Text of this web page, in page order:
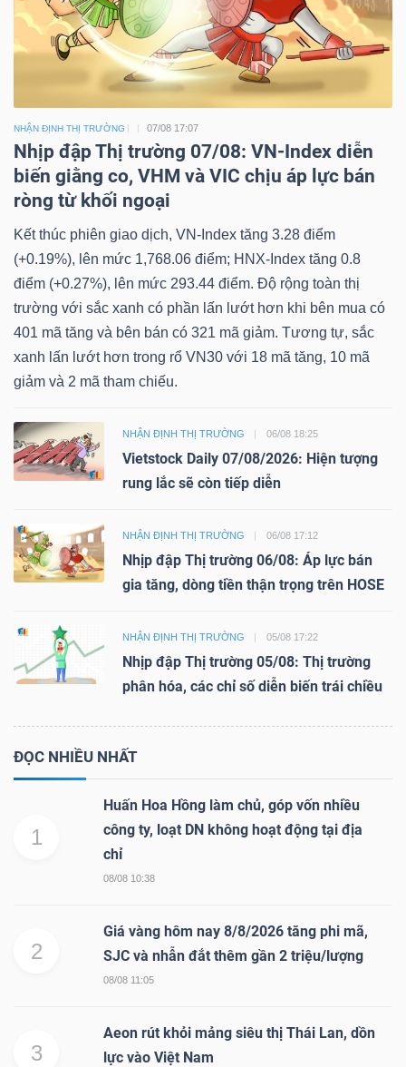
NHẬN ĐỊNH THỊ TRƯỜNG 07/08 17:07
Nhịp đập Thị trường 07/08: VN-Index diễn
biến giằng co, VHM và VIC chịu áp lực bán
ròng từ khối ngoại
Kết thúc phiên giao dịch, VN-Index tăng 3.28 điểm
(+0.19%), lên mức 1,768.06 điểm; HNX-Index tăng 0.8
điểm (+0.27%), lên mức 293.44 điểm. Độ rộng toàn thị
trường với sắc xanh có phần lấn lướt hơn khi bên mua có
401 mã tăng và bên bán có 321 mã giảm. Tương tự, sắc
xanh lấn lướt hơn trong rổ VN30 với 18 mã tăng, 10 mã
giảm và 2 mã tham chiếu.
NHẬN ĐỊNH THỊ TRƯỜNG 06/08 18:25
Vietstock Daily 07/08/2026: Hiện tượng
rung lắc sẽ còn tiếp diễn
NHẬN ĐỊNH THỊ TRƯỜNG 06/08 17:12
Nhịp đập Thị trường 06/08: Áp lực bán
gia tăng, dòng tiền thận trọng trên HOSE
NHẬN ĐỊNH THỊ TRƯỜNG 05/08 17:22
Nhịp đập Thị trường 05/08: Thị trường
phân hóa, các chỉ số diễn biến trái chiều
ĐỌC NHIỀU NHẤT
1
Huấn Hoa Hồng làm chủ, góp vốn nhiều
công ty, loạt DN không hoạt động tại địa
chỉ
08/08 10:38
2
Giá vàng hôm nay 8/8/2026 tăng phi mã,
SJC và nhẫn đắt thêm gần 2 triệu/lượng
08/08 11:05
3
Aeon rút khỏi mảng siêu thị Thái Lan, dồn
lực vào Việt Nam